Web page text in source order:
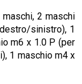
2 maschi
sinistro), 1
m6 x 1.0 P (per
1 maschio m4 x